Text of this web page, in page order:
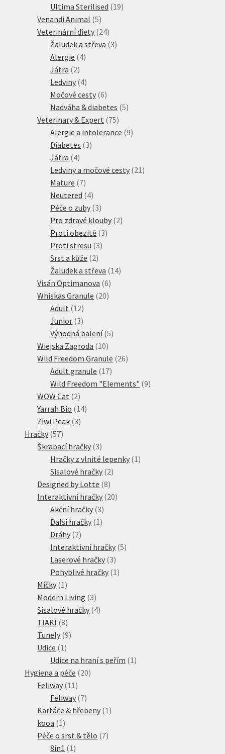
produkty
Ultima Sterilised 1919
Venandi Animal 55
produktů
Veterinární diety 2424
produktů
Žaludek a střeva 33
Alergie 44
Játra 22
produkty
Ledviny 44
produkty
Močové cesty 66
produktů
Nadváha & diabetes 55
Veterinary & Expert 7575
produktů
Alergie a intolerance 99
Diabetes 33
Játra 44
produkty
Ledviny a močové cesty 2121
Mature 77
produktů
Neutered 44
produkty
Péče o zuby 33
produkty
Pro zdravé klouby 22
Proti obezitě 33
Proti stresu 33
Srst a kůže 22
produkty
Žaludek a střeva 1414
Visán Optimanova 66
produktů
Whiskas Granule 2020
Adult 1212
produktů
Junior 33
produkty
Výhodná balení 55
Wiejska Zagroda 1010
produktů
Wild Freedom Granule 2626
Adult granule 1717
produktů
Wild Freedom "Elements" 99
WOW Cat 22
produkty
Yarrah Bio 1414
Ziwi Peak 33
Hračky 5757
produktů
Škrabací hračky 33
produkty
Hračky z vlnité lepenky 11
Sisalové hračky 22
Designed by Lotte 88
produktů
Interaktivní hračky 2020
Akční hračky 33
produkty
Další hračky 11
Dráhy 22
produkty
Interaktivní hračky 55
Laserové hračky 33
produkty
Pohyblivé hračky 11
Míčky 11
produkt
Modern Living 33
produkty
Sisalové hračky 44
TIAKI 88
produktů
Tunely 99
Udice 11
produkt
Udice na hraní s peřím 11
Hygiena a péče 2020
Feliway 1111
produktů
Feliway 77
produktů
Kartáče & hřebeny 11
kooa 11
produkt
Péče o srst & tělo 77
8in1 11